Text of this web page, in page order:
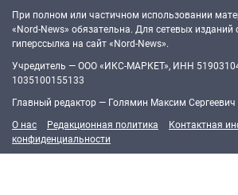
При полном или частичном использовании
«Nord-News» обязательна. Для сетевых изданий
гиперссылка на сайт «Nord-News».
Учредитель — ООО «ИКС-МАРКЕТ», ИНН
1035100155133
Главный редактор — Голямин Максим Сергеевич
О нас
Редакционная политика Контактная
конфиденциальности